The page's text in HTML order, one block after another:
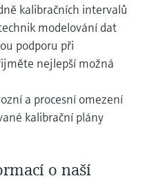
kalibračních intervalů
modelování dat
podporu při
nejlepší možná
a procesní omezení
kalibrační plány
o naší